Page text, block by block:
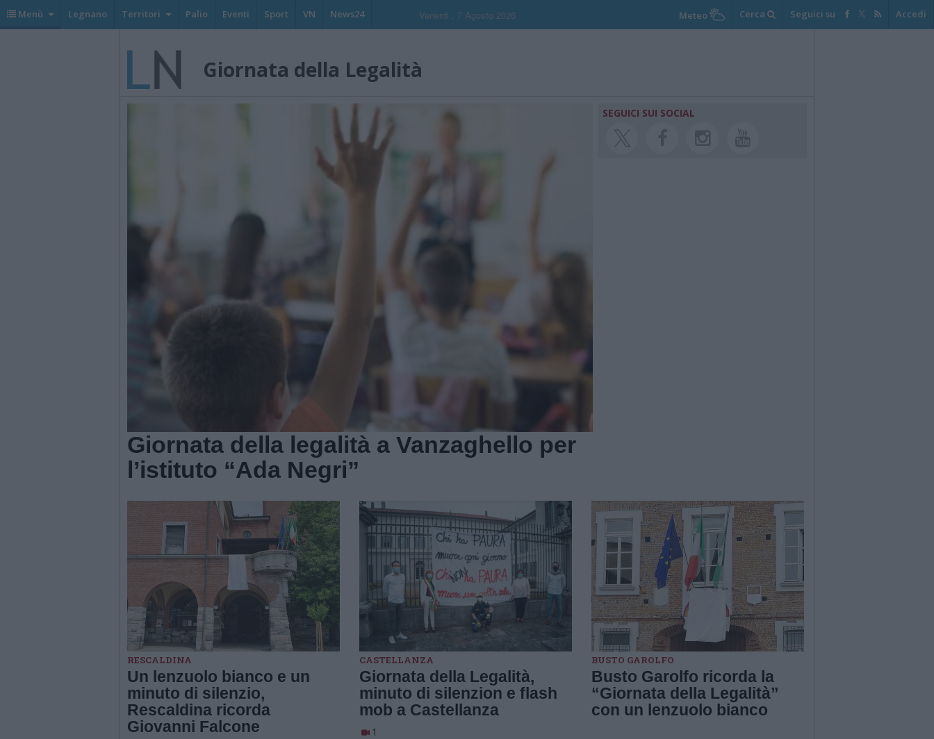
Menù Legnano Territori Palio Eventi Sport VN News24 Venerdi , 7 Agosto 2026 Meteo Cerca Seguici su Accedi
Giornata della Legalità
Giornata della legalità a Vanzaghello per
l’istituto “Ada Negri”
SEGUICI SUI SOCIAL
RESCALDINA
Un lenzuolo bianco e un
minuto di silenzio,
Rescaldina ricorda
Giovanni Falcone
CASTELLANZA
Giornata della Legalità,
minuto di silenzion e flash
mob a Castellanza
1
BUSTO GAROLFO
Busto Garolfo ricorda la
“Giornata della Legalità”
con un lenzuolo bianco